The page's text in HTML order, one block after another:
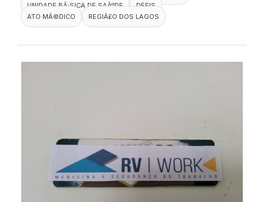
UNIDADE BÃ¡SICA DE SAÃºDE
DEFIS
ATO MÃ©DICO
REGIÃ£O DOS LAGOS